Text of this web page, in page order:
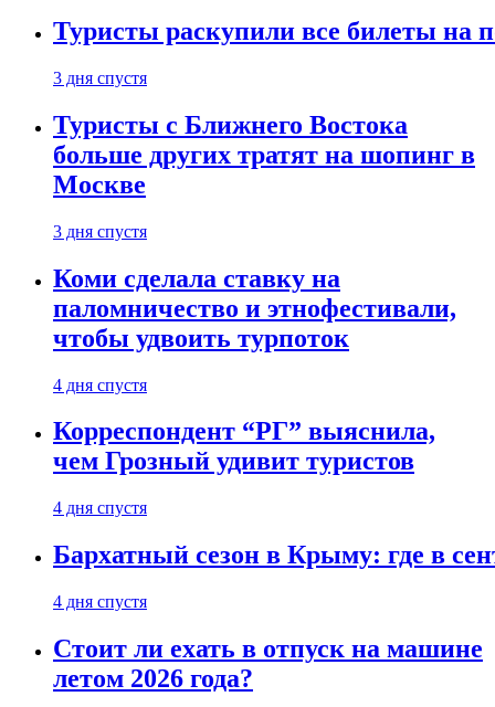
Туристы раскупили все билеты на
3 дня спустя
Туристы с Ближнего Востока
больше других тратят на шопинг в
Москве
3 дня спустя
Коми сделала ставку на
паломничество и этнофестивали,
чтобы удвоить турпоток
4 дня спустя
Корреспондент “РГ” выяснила,
чем Грозный удивит туристов
4 дня спустя
Бархатный сезон в Крыму: где в
4 дня спустя
Стоит ли ехать в отпуск на машине
летом 2026 года?